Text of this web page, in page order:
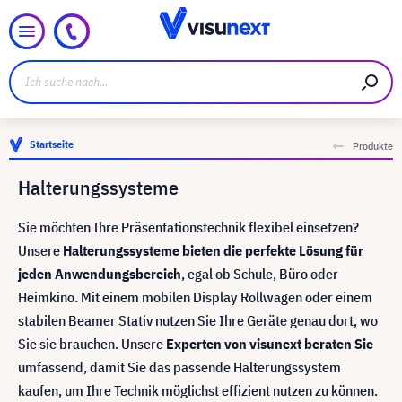
Startseite Produkte
Halterungssysteme
Sie möchten Ihre Präsentationstechnik flexibel einsetzen?
Unsere Halterungssysteme bieten die perfekte Lösung für
jeden Anwendungsbereich, egal ob Schule, Büro oder
Heimkino. Mit einem mobilen Display Rollwagen oder einem
stabilen Beamer Stativ nutzen Sie Ihre Geräte genau dort, wo
Sie sie brauchen. Unsere Experten von visunext beraten Sie
umfassend, damit Sie das passende Halterungssystem
kaufen, um Ihre Technik möglichst effizient nutzen zu können.